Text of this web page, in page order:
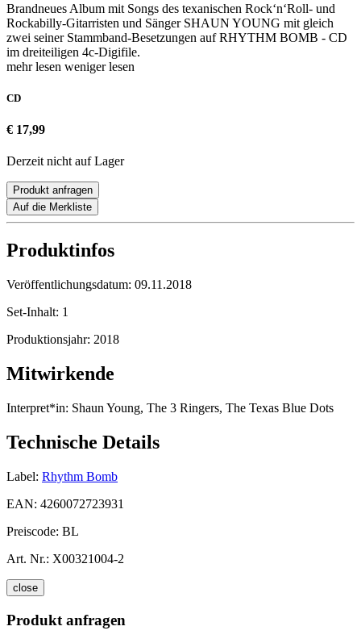
Brandneues Album mit Songs des texanischen Rock‘n‘Roll- und
Rockabilly-Gitarristen und Sänger SHAUN YOUNG mit gleich
zwei seiner Stammband-Besetzungen auf RHYTHM BOMB - CD
im dreiteiligen 4c-Digifile.
mehr lesen weniger lesen
CD
€ 17,99
Derzeit nicht auf Lager
Produkt anfragen
Auf die Merkliste
Produktinfos
Veröffentlichungsdatum: 09.11.2018
Set-Inhalt: 1
Produktionsjahr: 2018
Mitwirkende
Interpret*in: Shaun Young, The 3 Ringers, The Texas Blue Dots
Technische Details
Label: Rhythm Bomb
EAN: 4260072723931
Preiscode: BL
Art. Nr.: X00321004-2
close
Produkt anfragen